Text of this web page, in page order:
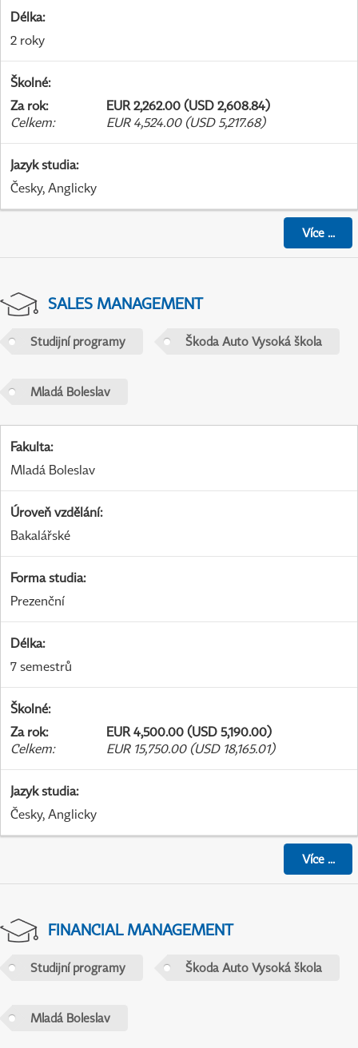
Délka:
2 roky
Školné:
Za rok:
EUR 2,262.00 (USD 2,608.84)
Celkem: EUR 4,524.00 (USD 5,217.68)
Jazyk studia:
Česky, Anglicky
Více...
SALES MANAGEMENT
Studijní programy Škoda Auto Vysoká škola
Mladá Boleslav
Fakulta:
Mladá Boleslav
Úroveň vzdělání:
Bakalářské
Forma studia:
Prezenční
Délka:
7 semestrů
Školné:
Za rok:
EUR 4,500.00 (USD 5,190.00)
Celkem: EUR 15,750.00 (USD 18,165.01)
Jazyk studia:
Česky, Anglicky
Více...
FINANCIAL MANAGEMENT
Studijní programy Škoda Auto Vysoká škola
Mladá Boleslav